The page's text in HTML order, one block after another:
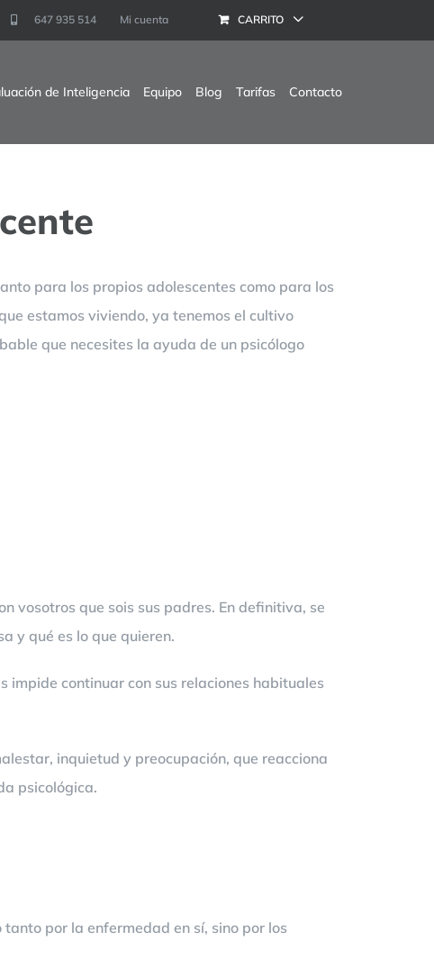
647 935 514 Mi cuenta CARRITO
de Inteligencia Equipo Blog Tarifas Contacto
para los propios adolescentes como para los
estamos viviendo, ya tenemos el cultivo
que necesites la ayuda de un psicólogo
vosotros que sois sus padres. En definitiva, se
y qué es lo que quieren.
continuar con sus relaciones habituales
inquietud y preocupación, que reacciona
psicológica.
por la enfermedad en sí, sino por los